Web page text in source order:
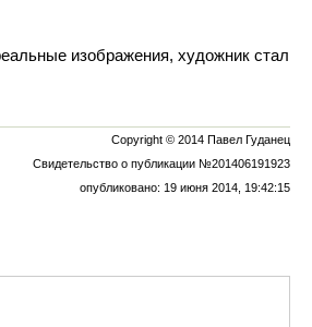
изображения, художник стал
Copyright © 2014 Павел Гуданец
Свидетельство о публикации №201406191923
опубликовано: 19 июня 2014, 19:42:15